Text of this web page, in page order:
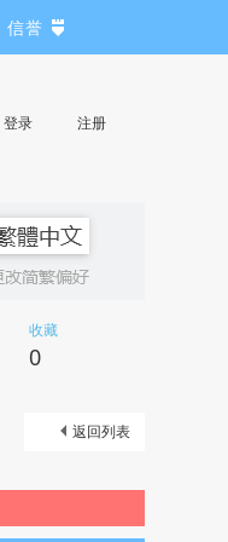
信誉
登录 注册
收藏
0
返回列表